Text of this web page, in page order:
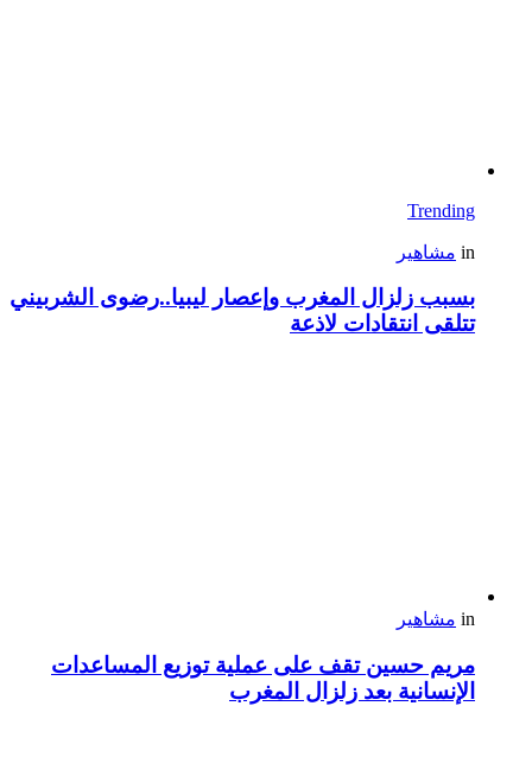
Trending
in مشاهير
بسبب زلزال المغرب وإعصار ليبيا..رضوى الشربيني
تتلقى انتقادات لاذعة
in مشاهير
مريم حسين تقف على عملية توزيع المساعدات
الإنسانية بعد زلزال المغرب